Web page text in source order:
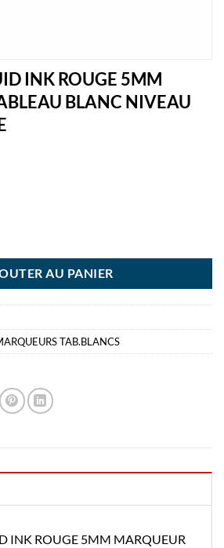
INK ROUGE 5MM
BLANC NIVEAU
AU PANIER
TAB.BLANCS
INK ROUGE 5MM MARQUEUR